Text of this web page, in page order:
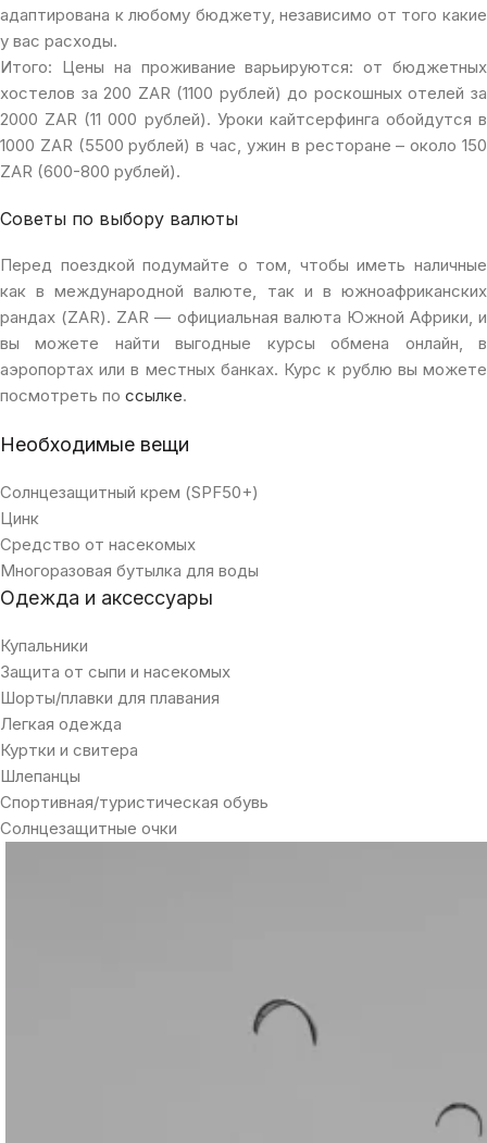
адаптирована к любому бюджету, независимо от того какие
у вас расходы.
Итого: Цены на проживание варьируются: от бюджетных
хостелов за 200 ZAR (1100 рублей) до роскошных отелей за
2000 ZAR (11 000 рублей). Уроки кайтсерфинга обойдутся в
1000 ZAR (5500 рублей) в час, ужин в ресторане – около 150
ZAR (600-800 рублей).
Советы по выбору валюты
Перед поездкой подумайте о том, чтобы иметь наличные
как в международной валюте, так и в южноафриканских
рандах (ZAR). ZAR — официальная валюта Южной Африки, и
вы можете найти выгодные курсы обмена онлайн, в
аэропортах или в местных банках. Курс к рублю вы можете
посмотреть по ссылке.
Необходимые вещи
Солнцезащитный крем (SPF50+)
Цинк
Средство от насекомых
Многоразовая бутылка для воды
Одежда и аксессуары
Купальники
Защита от сыпи и насекомых
Шорты/плавки для плавания
Легкая одежда
Куртки и свитера
Шлепанцы
Спортивная/туристическая обувь
Солнцезащитные очки